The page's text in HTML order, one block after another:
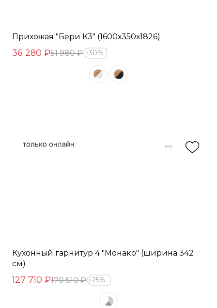
Прихожая "Бери К3" (1600х350х1826)
36 280 ₽51 980 ₽ 30%
Кухонный гарнитур 4 "Монако" (ширина 342
см)
127 710 ₽170 510 ₽ 25%